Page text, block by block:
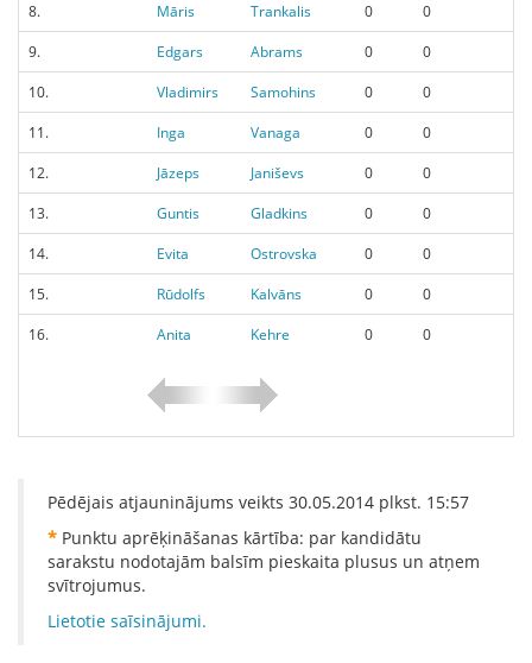
8.
Māris Trankalis 0
0
9.
Edgars Abrams 0
0
10.
Vladimirs Samohins 0
0
11.
Inga Vanaga 0
0
12.
Jāzeps Janiševs 0
0
13.
Guntis Gladkins 0
0
14.
Evita Ostrovska 0
0
15.
Rūdolfs Kalvāns 0
0
16.
Anita Kehre 0 0
Pēdējais atjauninājums veikts 30.05.2014 plkst. 15:57
* Punktu aprēķināšanas kārtība: par kandidātu
sarakstu nodotajām balsīm pieskaita plusus un atņem
svītrojumus.
Lietotie saīsinājumi.